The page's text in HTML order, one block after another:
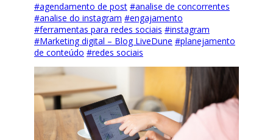
#agendamento de post #analise de concorrentes
#analise do instagram #engajamento
#ferramentas para redes sociais #instagram
#Marketing digital – Blog LiveDune #planejamento
de conteúdo #redes sociais